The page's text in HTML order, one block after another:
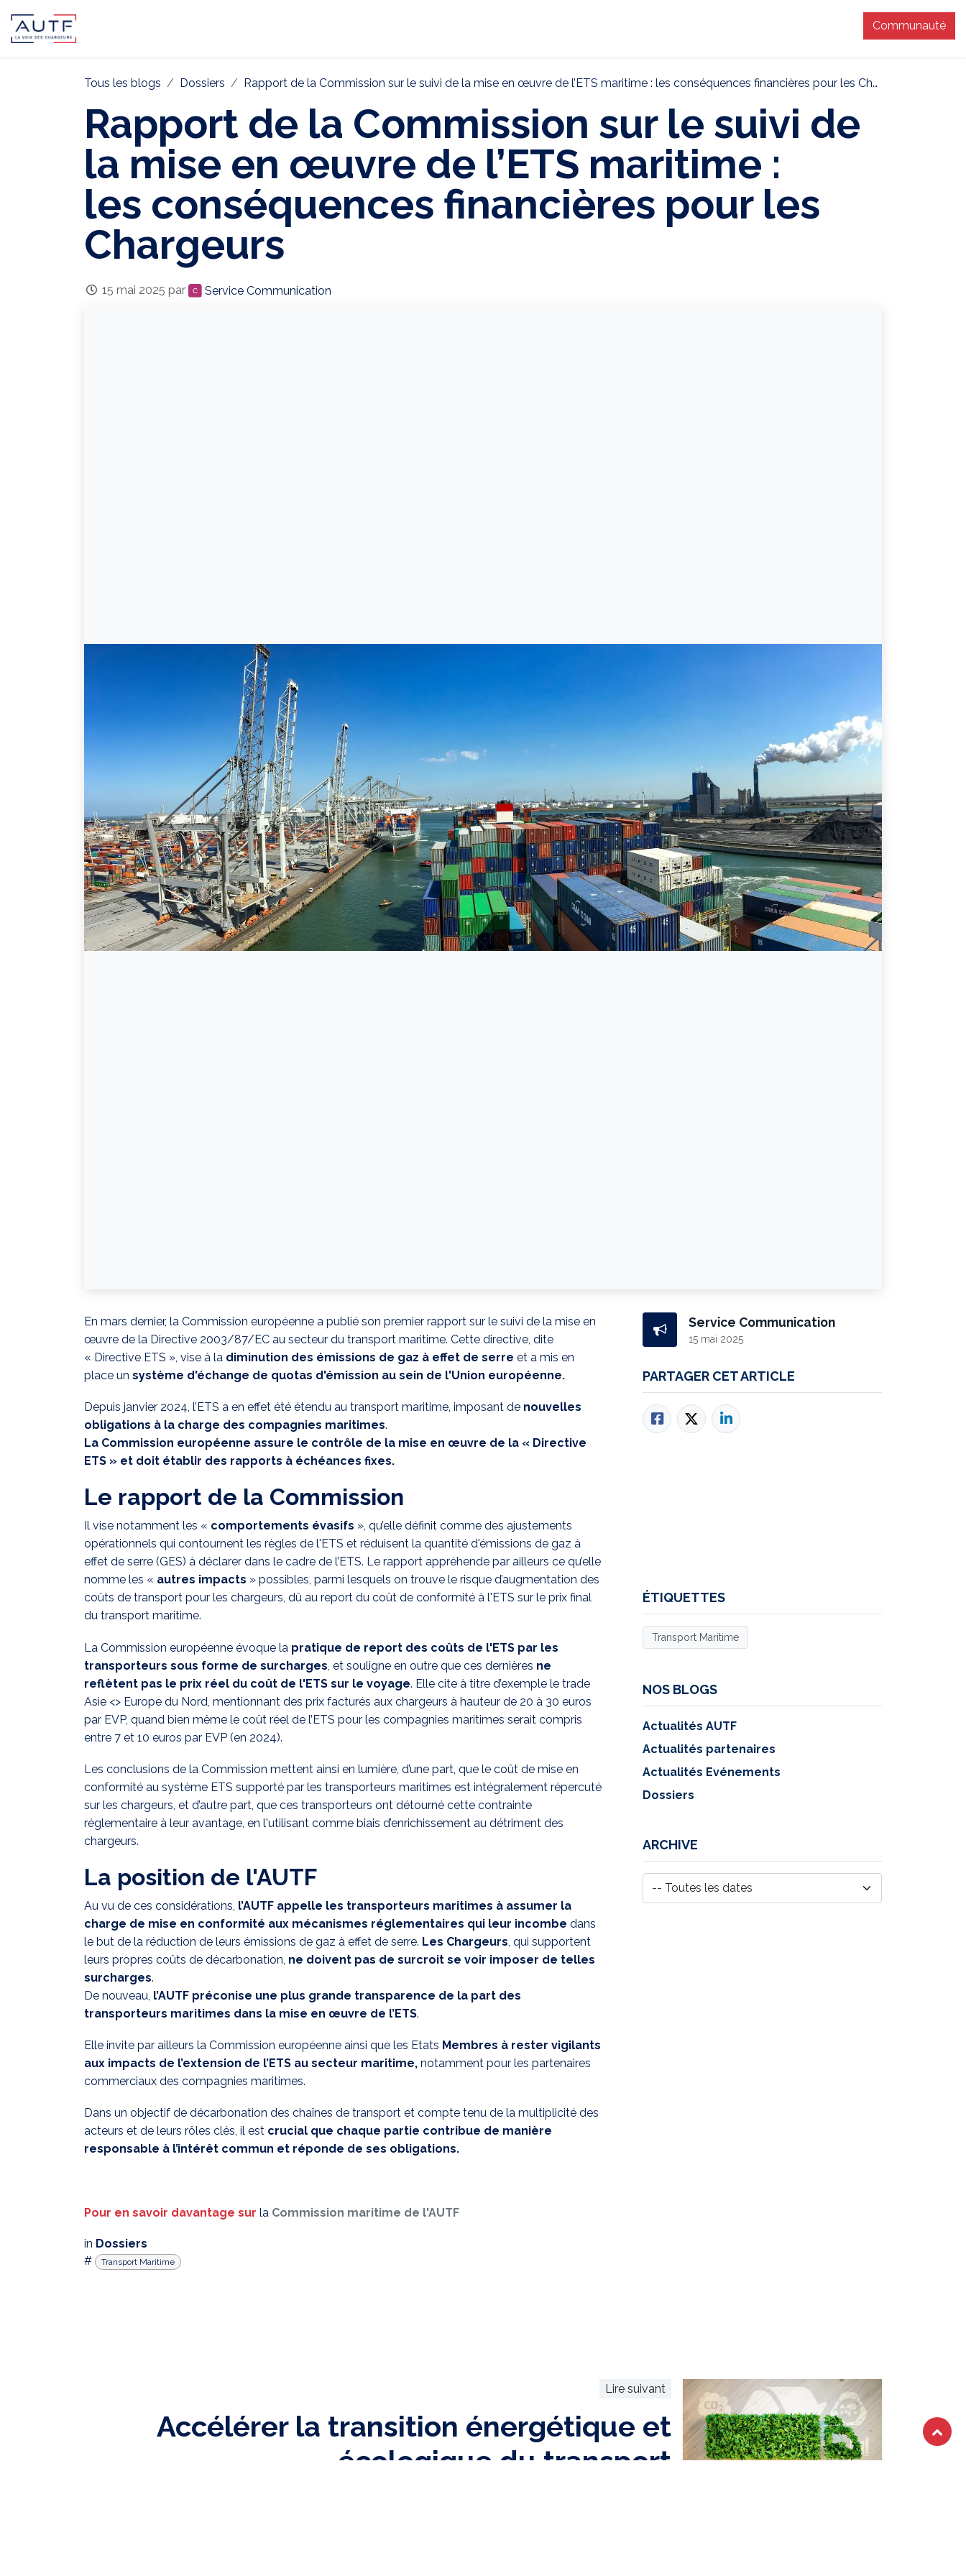
Communauté
Tous les blogs Dossiers Rapport de la Commission sur le suivi de la mise en œuvre de l’ETS maritime : les conséquences financières pour les Chargeurs
Rapport de la Commission sur le suivi de
la mise en œuvre de l’ETS maritime :
les conséquences financières pour les
Chargeurs
15 mai 2025 par Service Communication
En mars dernier, la Commission européenne a publié son premier rapport sur le suivi de la mise en
œuvre de la Directive 2003/87/EC au secteur du transport maritime. Cette directive, dite
« Directive ETS », vise à la diminution des émissions de gaz à effet de serre et a mis en
place un système d'échange de quotas d'émission au sein de l'Union européenne.
Depuis janvier 2024, l’ETS a en effet été étendu au transport maritime, imposant de nouvelles
obligations à la charge des compagnies maritimes.
La Commission européenne assure le contrôle de la mise en œuvre de la « Directive
ETS » et doit établir des rapports à échéances fixes.
Le rapport de la Commission
Il vise notamment les « comportements évasifs », qu’elle définit comme des ajustements
opérationnels qui contournent les règles de l'ETS et réduisent la quantité d'émissions de gaz à
effet de serre (GES) à déclarer dans le cadre de l’ETS. Le rapport appréhende par ailleurs ce qu’elle
nomme les « autres impacts » possibles, parmi lesquels on trouve le risque d’augmentation des
coûts de transport pour les chargeurs, dû au report du coût de conformité à l'ETS sur le prix final
du transport maritime.
La Commission européenne évoque la pratique de report des coûts de l'ETS par les
transporteurs sous forme de surcharges , et souligne en outre que ces dernières ne
reflètent pas le prix réel du coût de l'ETS sur le voyage. Elle cite à titre d’exemple le trade
Asie <> Europe du Nord, mentionnant des prix facturés aux chargeurs à hauteur de 20 à 30 euros
par EVP, quand bien même le coût réel de l’ETS pour les compagnies maritimes serait compris
entre 7 et 10 euros par EVP (en 2024).
Les conclusions de la Commission mettent ainsi en lumière, d’une part, que le coût de mise en
conformité au système ETS supporté par les transporteurs maritimes est intégralement répercuté
sur les chargeurs, et d’autre part, que ces transporteurs ont détourné cette contrainte
réglementaire à leur avantage, en l'utilisant comme biais d’enrichissement au détriment des
chargeurs.
La position de l'AUTF
Au vu de ces considérations, l’AUTF appelle les transporteurs maritimes à assumer la
charge de mise en conformité aux mécanismes réglementaires qui leur incombe dans
le but de la réduction de leurs émissions de gaz à effet de serre. Les Chargeurs, qui supportent
leurs propres coûts de décarbonation, ne doivent pas de surcroit se voir imposer de telles
surcharges.
De nouveau, l’AUTF préconise une plus grande transparence de la part des
transporteurs maritimes dans la mise en œuvre de l’ETS.
Elle invite par ailleurs la Commission européenne ainsi que les Etats Membres à rester vigilants
aux impacts de l’extension de l’ETS au secteur maritime, notamment pour les partenaires
commerciaux des compagnies maritimes.
Dans un objectif de décarbonation des chaînes de transport et compte tenu de la multiplicité des
acteurs et de leurs rôles clés, il est crucial que chaque partie contribue de manière
responsable à l’intérêt commun et réponde de ses obligations.
Pour en savoir davantage sur la Commission maritime de l'AUTF
in Dossiers
#
Transport Maritime
Service Communication
15 mai 2025
PARTAGER CET ARTICLE
ÉTIQUETTES
Transport Maritime
NOS BLOGS
Actualités AUTF
Actualités partenaires
Actualités Evénements
Dossiers
ARCHIVE
Lire suivant
Accélérer la transition énergétique et
écologique du transport